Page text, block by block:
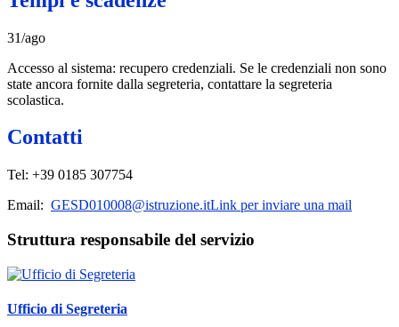
31/ago
Accesso al sistema: recupero credenziali. Se le credenziali non sono
state ancora fornite dalla segreteria, contattare la segreteria
scolastica.
Contatti
Tel: +39 0185 307754
Email: GESD010008@istruzione.itLink per inviare una mail
Struttura responsabile del servizio
Ufficio di Segreteria